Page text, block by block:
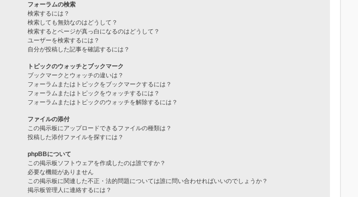
フォーラムの検索
検索するには？
検索しても無効なのはどうして？
検索するとページが真っ白になるのはどうして？
ユーザーを検索するには？
自分が投稿した記事を確認するには？
トピックのウォッチとブックマーク
ブックマークとウォッチの違いは？
フォーラムまたはトピックをブックマークするには？
フォーラムまたはトピックをウォッチするには？
フォーラムまたはトピックのウォッチを解除するには？
ファイルの添付
この掲示板にアップロードできるファイルの種類は？
投稿した添付ファイルを探すには？
phpBBについて
この掲示板ソフトウェアを作成したのは誰ですか？
必要な機能がありません
この掲示板に関連した不正・法的問題については誰に問い合わせればいいのでしょうか？
掲示板管理人に連絡するには？